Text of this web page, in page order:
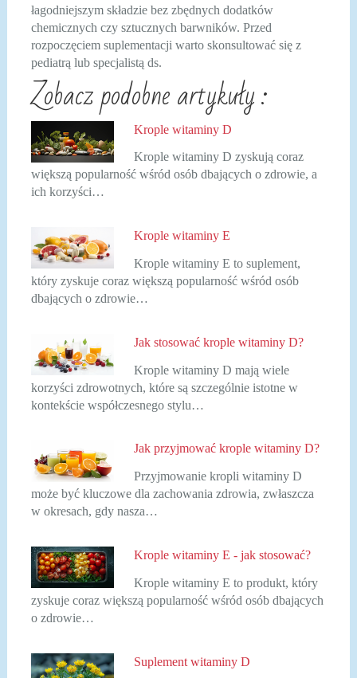
łagodniejszym składzie bez zbędnych dodatków
chemicznych czy sztucznych barwników. Przed
rozpoczęciem suplementacji warto skonsultować się z
pediatrą lub specjalistą ds.
Zobacz podobne artykuły :
Krople witaminy D
Krople witaminy D zyskują coraz
większą popularność wśród osób dbających o zdrowie, a
ich korzyści…
Krople witaminy E
Krople witaminy E to suplement,
który zyskuje coraz większą popularność wśród osób
dbających o zdrowie…
Jak stosować krople witaminy D?
Krople witaminy D mają wiele
korzyści zdrowotnych, które są szczególnie istotne w
kontekście współczesnego stylu…
Jak przyjmować krople witaminy D?
Przyjmowanie kropli witaminy D
może być kluczowe dla zachowania zdrowia, zwłaszcza
w okresach, gdy nasza…
Krople witaminy E - jak stosować?
Krople witaminy E to produkt, który
zyskuje coraz większą popularność wśród osób dbających
o zdrowie…
Suplement witaminy D